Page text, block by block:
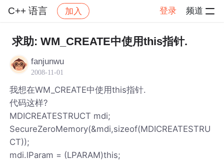
C++ 语言 加入 登录 频道
社区 C++ 语言 帖子详情
求助: WM_CREATE中使用this指针.
fanjunwu
2008-11-01
我想在WM_CREATE中使用this指针.
代码这样?
MDICREATESTRUCT mdi;
SecureZeroMemory(&mdi,sizeof(MDICREATESTRU
CT));
mdi.lParam = (LPARAM)this;